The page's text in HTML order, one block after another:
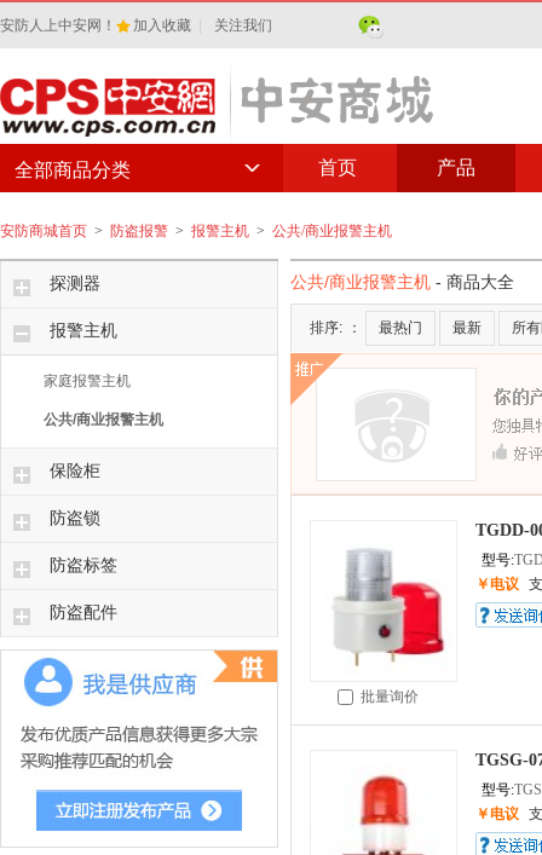
安防人上中安网！ 加入收藏 关注我们
首页 产品
全部商品分类
安防商城首页 > 防盗报警 > 报警主机 > 公共/商业报警主机
探测器
报警主机
家庭报警主机
公共/商业报警主机
保险柜
防盗锁
防盗标签
防盗配件
公共/商业报警主机 - 商品大全
排序: ： 最热门 最新 所
批量询价
TGDD-
型号:
￥电议
TGSG-
型号:
￥电议